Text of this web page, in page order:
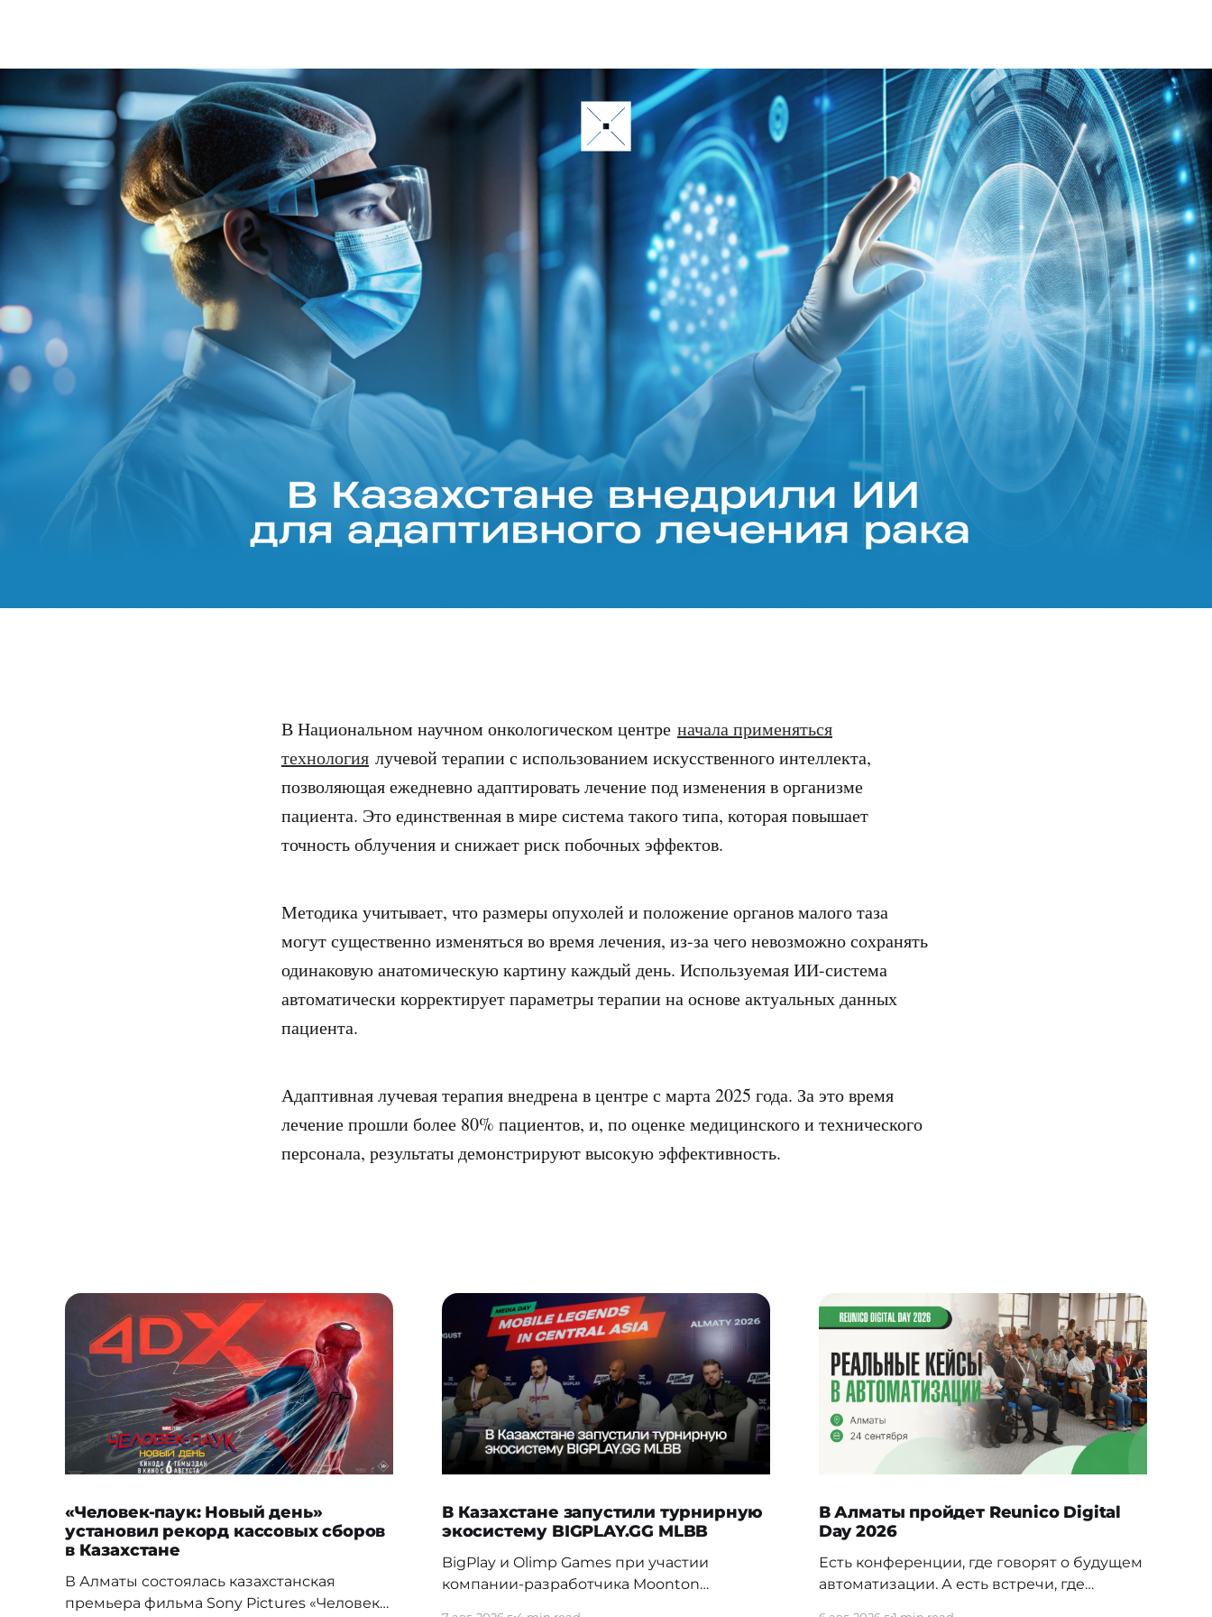
В Национальном научном онкологическом центре начала применяться
технология лучевой терапии с использованием искусственного интеллекта,
позволяющая ежедневно адаптировать лечение под изменения в организме
пациента. Это единственная в мире система такого типа, которая повышает
точность облучения и снижает риск побочных эффектов.
Методика учитывает, что размеры опухолей и положение органов малого таза
могут существенно изменяться во время лечения, из-за чего невозможно сохранять
одинаковую анатомическую картину каждый день. Используемая ИИ-система
автоматически корректирует параметры терапии на основе актуальных данных
пациента.
Адаптивная лучевая терапия внедрена в центре с марта 2025 года. За это время
лечение прошли более 80% пациентов, и, по оценке медицинского и технического
персонала, результаты демонстрируют высокую эффективность.
«Человек-паук: Новый день»
установил рекорд кассовых сборов
в Казахстане
В Алматы состоялась казахстанская
премьера фильма Sony Pictures «Человек-
В Казахстане запустили турнирную
экосистему BIGPLAY.GG MLBB
BigPlay и Olimp Games при участии
компании-разработчика Moonton
В Алматы пройдет Reunico Digital
Day 2026
Есть конференции, где говорят о будущем
автоматизации. А есть встречи, где